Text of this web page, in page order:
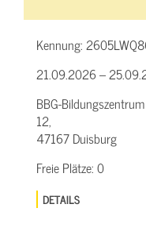
Kennung:
21.09.2026 –
BBG-
12,
47167 Duisburg
Freie Plätze:0
DETAILS